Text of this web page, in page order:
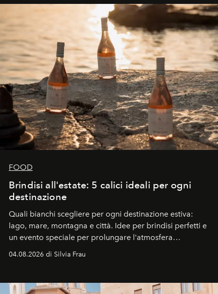
FOOD
Brindisi all'estate: 5 calici ideali per ogni
destinazione
Quali bianchi scegliere per ogni destinazione estiva:
lago, mare, montagna e città. Idee per brindisi perfetti e
un evento speciale per prolungare l'atmosfera
04.08.2026 di Silvia Frau